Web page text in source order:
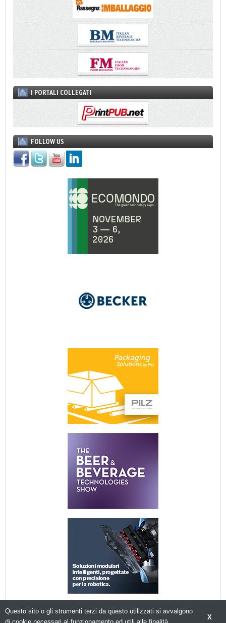
I PORTALI COLLEGATI
FOLLOW US
X
Questo sito o gli strumenti terzi da questo utilizzati si avvalgono